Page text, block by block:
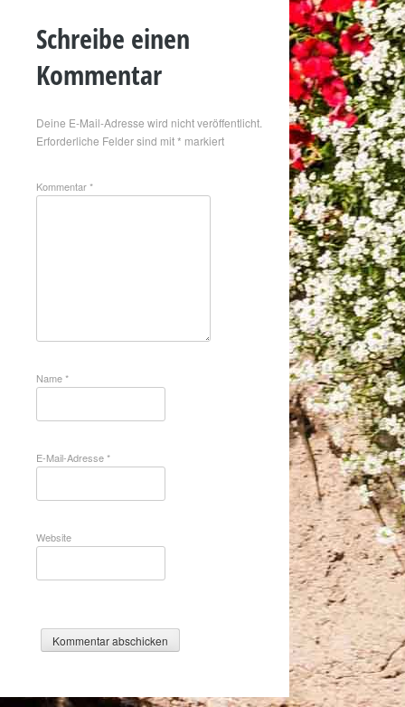
Schreibe einen
Kommentar
Deine E-Mail-Adresse wird nicht veröffentlicht.
Erforderliche Felder sind mit* markiert
Kommentar*
Name*
E-Mail-Adresse*
Website